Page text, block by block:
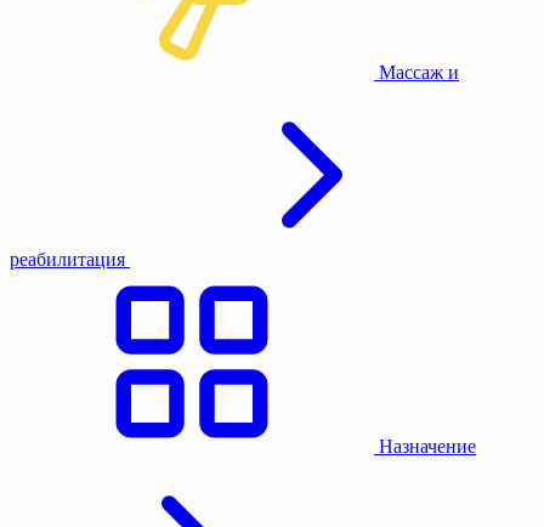
Массаж и
реабилитация
Назначение